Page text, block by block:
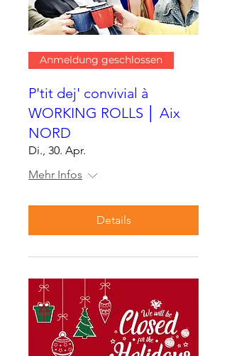
Anmeldung geschlossen
P'tit dej' convivial à
WORKING ROLLS │ Aix
NORD
Di., 30. Apr.
Mehr Infos
Details